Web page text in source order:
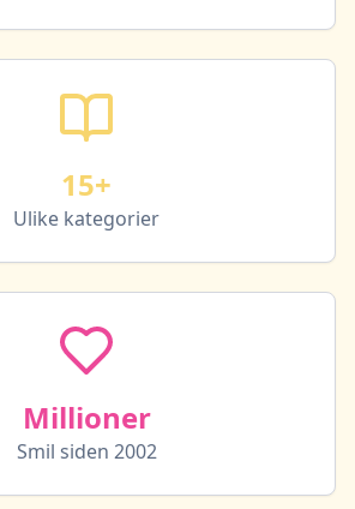
15+
Ulike kategorier
Millioner
Smil siden 2002